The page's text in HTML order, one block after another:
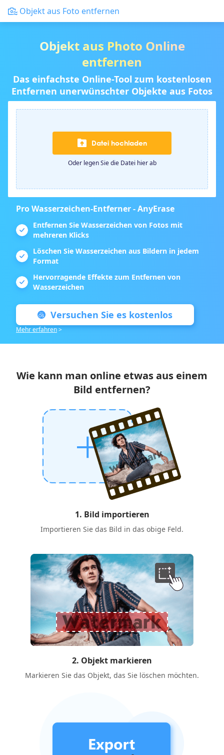
Objekt aus Foto entfernen
Objekt aus Photo Online
entfernen
Das einfachste Online-Tool zum kostenlosen
Entfernen unerwünschter Objekte aus Fotos
Datei hochladen
Oder legen Sie die Datei hier ab
Pro Wasserzeichen-Entferner - AnyErase
Entfernen Sie Wasserzeichen von Fotos mit
mehreren Klicks
Löschen Sie Wasserzeichen aus Bildern in jedem
Format
Hervorragende Effekte zum Entfernen von
Wasserzeichen
Versuchen Sie es kostenlos
Mehr erfahren>
Wie kann man online etwas aus einem
Bild entfernen?
1. Bild importieren
Importieren Sie das Bild in das obige Feld.
2. Objekt markieren
Markieren Sie das Objekt, das Sie löschen möchten.